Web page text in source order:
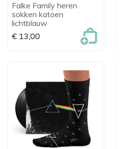
Falke Family heren
sokken katoen
lichtblauw
€ 13,00